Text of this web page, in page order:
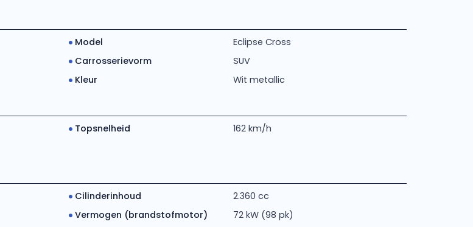
Model
Eclipse Cross
Carrosserievorm
SUV
Kleur Wit metallic
Topsnelheid
162 km/h
Cilinderinhoud
2.360 cc
Vermogen (brandstofmotor)
72 kW (98 pk)